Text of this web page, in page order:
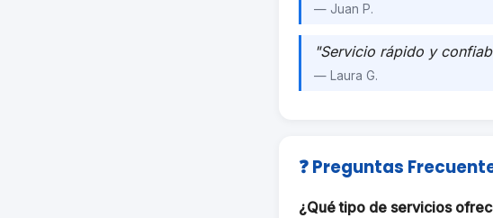
— Juan P.
"Servicio rápido y
— Laura G.
❓ Preguntas
¿Qué tipo de servicios